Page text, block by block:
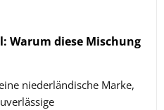
Warum diese Mischung
niederländische Marke,